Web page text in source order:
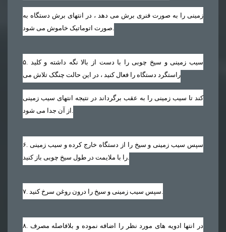
زمینی را به صورت فنری برش می دهد ، در انتهای برش دستگاه به
۵
راستگرد دستگاه را فعال کنید ، در این حالت چنگک تلاش می
کند تا سیب زمینی را به عقب برگرداند در نتیجه انتهای سیب زمینی
۶
۷
۸